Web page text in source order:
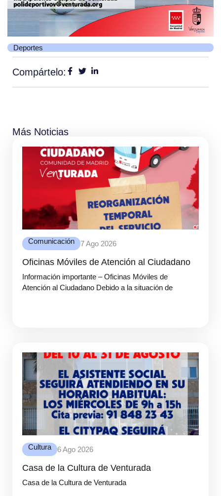
Deportes
Compártelo:
Más Noticias
Comunicación 7 Ago 2026
Oficinas Móviles de Atención al Ciudadano
Información importante – Oficinas Móviles de
Atención al Ciudadano Debido a la situación de
Cultura 6 Ago 2026
Casa de la Cultura de Venturada
Casa de la Cultura de Venturada